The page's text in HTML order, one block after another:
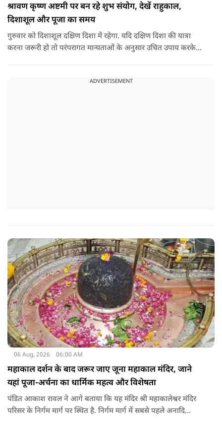
श्रावण कृष्ण अष्टमी पर बन रहे शुभ संयोग, देखें राहुकाल,
दिशाशूल और पूजा का समय
गुरुवार को दिशाशूल दक्षिण दिशा में रहेगा. यदि दक्षिण दिशा की यात्रा
करना जरूरी हो तो परंपरागत मान्यताओं के अनुसार उचित उपाय करके
ADVERTISEMENT
06 Aug, 2026 06:00 AM
महाकाल दर्शन के बाद जरूर जाए जूना महाकाल मंदिर, जाने
यहां पूजा-अर्चना का धार्मिक महत्व और विशेषता
पंडित आकाश रावल ने आगे बताया कि यह मंदिर श्री महाकालेश्वर मंदिर
परिसर के निर्गम मार्ग पर स्थित है. निर्गम मार्ग में सबसे पहले अनादि